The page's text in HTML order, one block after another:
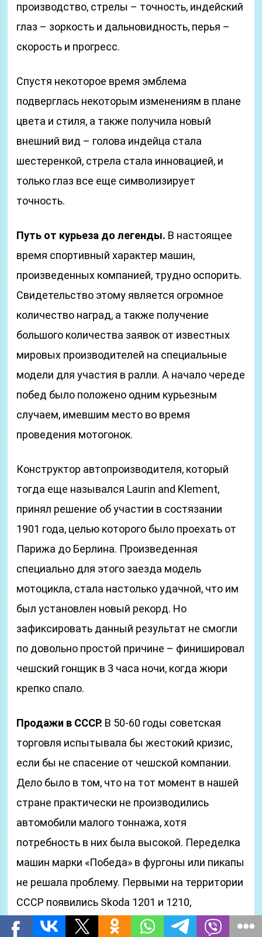
производство, стрелы – точность, индейский
глаз – зоркость и дальновидность, перья –
скорость и прогресс.
Спустя некоторое время эмблема
подверглась некоторым изменениям в плане
цвета и стиля, а также получила новый
внешний вид – голова индейца стала
шестеренкой, стрела стала инновацией, и
только глаз все еще символизирует
точность.
Путь от курьеза до легенды. В настоящее
время спортивный характер машин,
произведенных компанией, трудно оспорить.
Свидетельство этому является огромное
количество наград, а также получение
большого количества заявок от известных
мировых производителей на специальные
модели для участия в ралли. А начало череде
побед было положено одним курьезным
случаем, имевшим место во время
проведения мотогонок.
Конструктор автопроизводителя, который
тогда еще назывался Laurin and Klement,
принял решение об участии в состязании
1901 года, целью которого было проехать от
Парижа до Берлина. Произведенная
специально для этого заезда модель
мотоцикла, стала настолько удачной, что им
был установлен новый рекорд. Но
зафиксировать данный результат не смогли
по довольно простой причине – финишировал
чешский гонщик в 3 часа ночи, когда жюри
крепко спало.
Продажи в СССР. В 50-60 годы советская
торговля испытывала бы жестокий кризис,
если бы не спасение от чешской компании.
Дело было в том, что на тот момент в нашей
стране практически не производились
автомобили малого тоннажа, хотя
потребность в них была высокой. Переделка
машин марки «Победа» в фургоны или пикапы
не решала проблему. Первыми на территории
СССР появились Skoda 1201 и 1210,
назначением которых стало использование в